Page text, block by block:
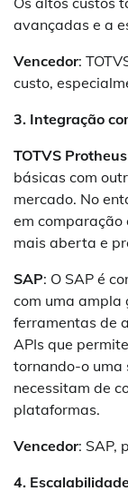
avançadas e a
Vencedor:
custo,
3. Integração
TOTVS Protheus
básicas com
mercado. No
em comparação
mais aberta e
SAP: O SAP é
com uma ampla
ferramentas de
APIs que
tornando-o uma
necessitam de
plataformas.
Vencedor: SAP,
4.